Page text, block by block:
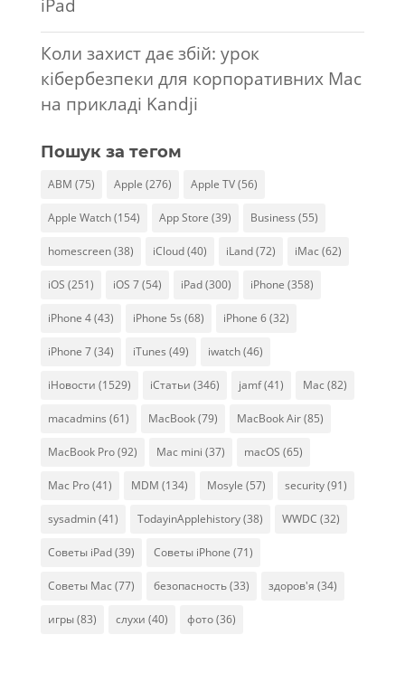
iPad
Коли захист дає збій: урок
кібербезпеки для корпоративних Mac
на прикладі Kandji
Пошук за тегом
ABM (75) Apple (276) Apple TV(56)
Apple Watch(154) App Store (39) Business (55)
homescreen(38) iCloud(40) iLand(72) iMac (62)
iOS (251) iOS 7(54) iPad(300) iPhone (358)
iPhone 4(43) iPhone 5s (68) iPhone 6(32)
iPhone 7(34) iTunes (49) iwatch(46)
iНовости (1529) iСтатьи (346) jamf(41) Mac (82)
macadmins (61) MacBook(79) MacBook Air(85)
MacBook Pro(92) Mac mini (37) macOS (65)
Mac Pro(41) MDM (134) Mosyle (57) security(91)
sysadmin(41) TodayinApplehistory(38) WWDC (32)
Советы iPad(39) Советы iPhone (71)
Советы Mac (77) безопасность(33) здоров'я (34)
игры(83) слухи (40) фото(36)